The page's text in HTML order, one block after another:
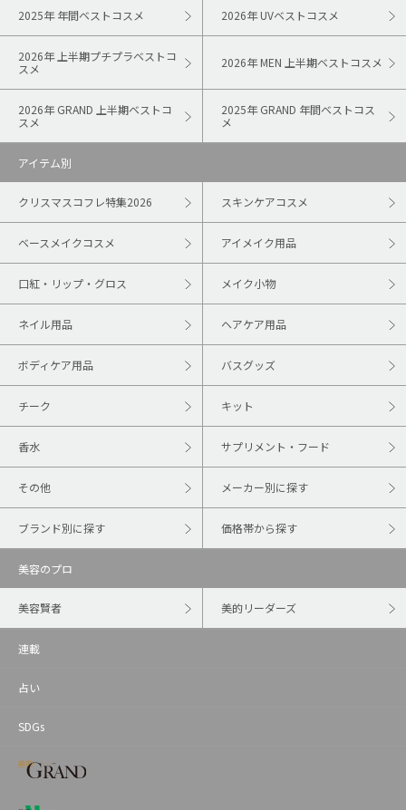
2025年 年間ベストコスメ 2026年 UVベストコスメ
2026年 上半期プチプラベストコ
スメ
2026年 MEN 上半期ベストコスメ
2026年 GRAND 上半期ベストコ
スメ
2025年 GRAND 年間ベストコス
メ
アイテム別
クリスマスコフレ特集2026 スキンケアコスメ
ベースメイクコスメ アイメイク用品
口紅・リップ・グロス メイク小物
ネイル用品 ヘアケア用品
ボディケア用品 バスグッズ
チーク キット
香水 サプリメント・フード
その他 メーカー別に探す
ブランド別に探す 価格帯から探す
美容のプロ
美容賢者 美的リーダーズ
連載
占い
SDGs